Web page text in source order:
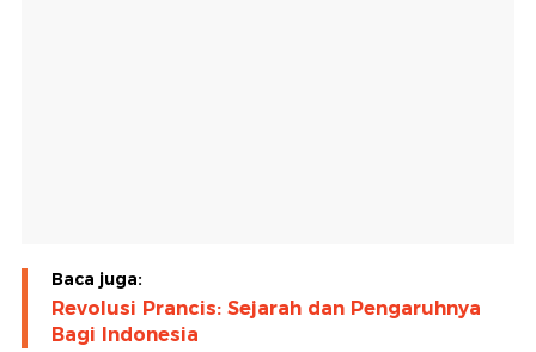
Baca juga:
Revolusi Prancis: Sejarah dan Pengaruhnya
Bagi Indonesia